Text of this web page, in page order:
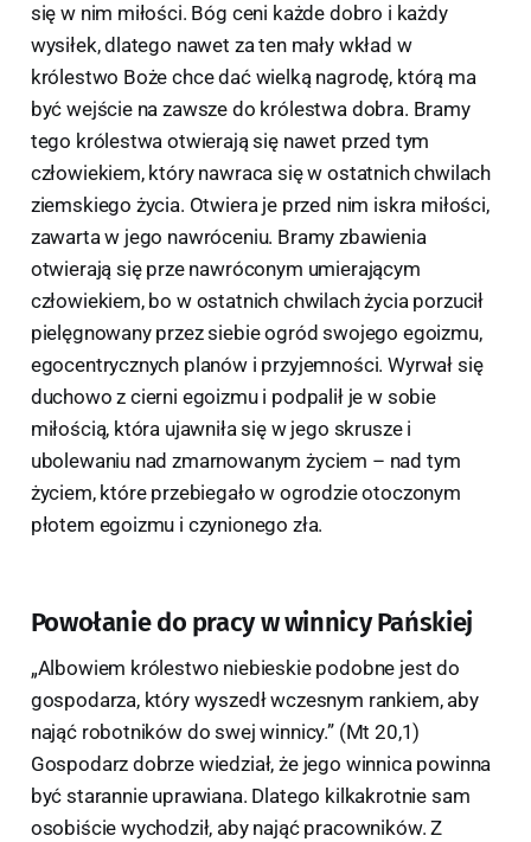
się w nim miłości. Bóg ceni każde dobro i każdy
wysiłek, dlatego nawet za ten mały wkład w
królestwo Boże chce dać wielką nagrodę, którą ma
być wejście na zawsze do królestwa dobra. Bramy
tego królestwa otwierają się nawet przed tym
człowiekiem, który nawraca się w ostatnich chwilach
ziemskiego życia. Otwiera je przed nim iskra miłości,
zawarta w jego nawróceniu. Bramy zbawienia
otwierają się prze nawróconym umierającym
człowiekiem, bo w ostatnich chwilach życia porzucił
pielęgnowany przez siebie ogród swojego egoizmu,
egocentrycznych planów i przyjemności. Wyrwał się
duchowo z cierni egoizmu i podpalił je w sobie
miłością, która ujawniła się w jego skrusze i
ubolewaniu nad zmarnowanym życiem – nad tym
życiem, które przebiegało w ogrodzie otoczonym
płotem egoizmu i czynionego zła.
Powołanie do pracy w winnicy Pańskiej
„Albowiem królestwo niebieskie podobne jest do
gospodarza, który wyszedł wczesnym rankiem, aby
nająć robotników do swej winnicy.” (Mt 20,1)
Gospodarz dobrze wiedział, że jego winnica powinna
być starannie uprawiana. Dlatego kilkakrotnie sam
osobiście wychodził, aby nająć pracowników. Z